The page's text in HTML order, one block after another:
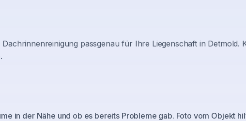
passgenau für Ihre Liegenschaft in Detmold.
in der Nähe und ob es bereits Probleme gab. Foto vom Objekt